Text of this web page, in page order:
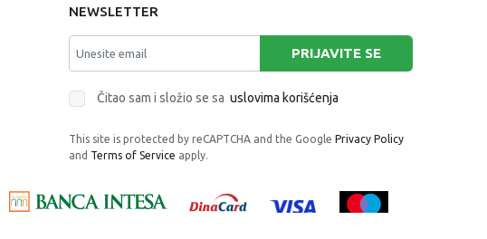
NEWSLETTER
PRIJAVITE SE
Čitao sam i složio se sa uslovima korišćenja
This site is protected by reCAPTCHA and the Google Privacy Policy
and Terms of Service apply.